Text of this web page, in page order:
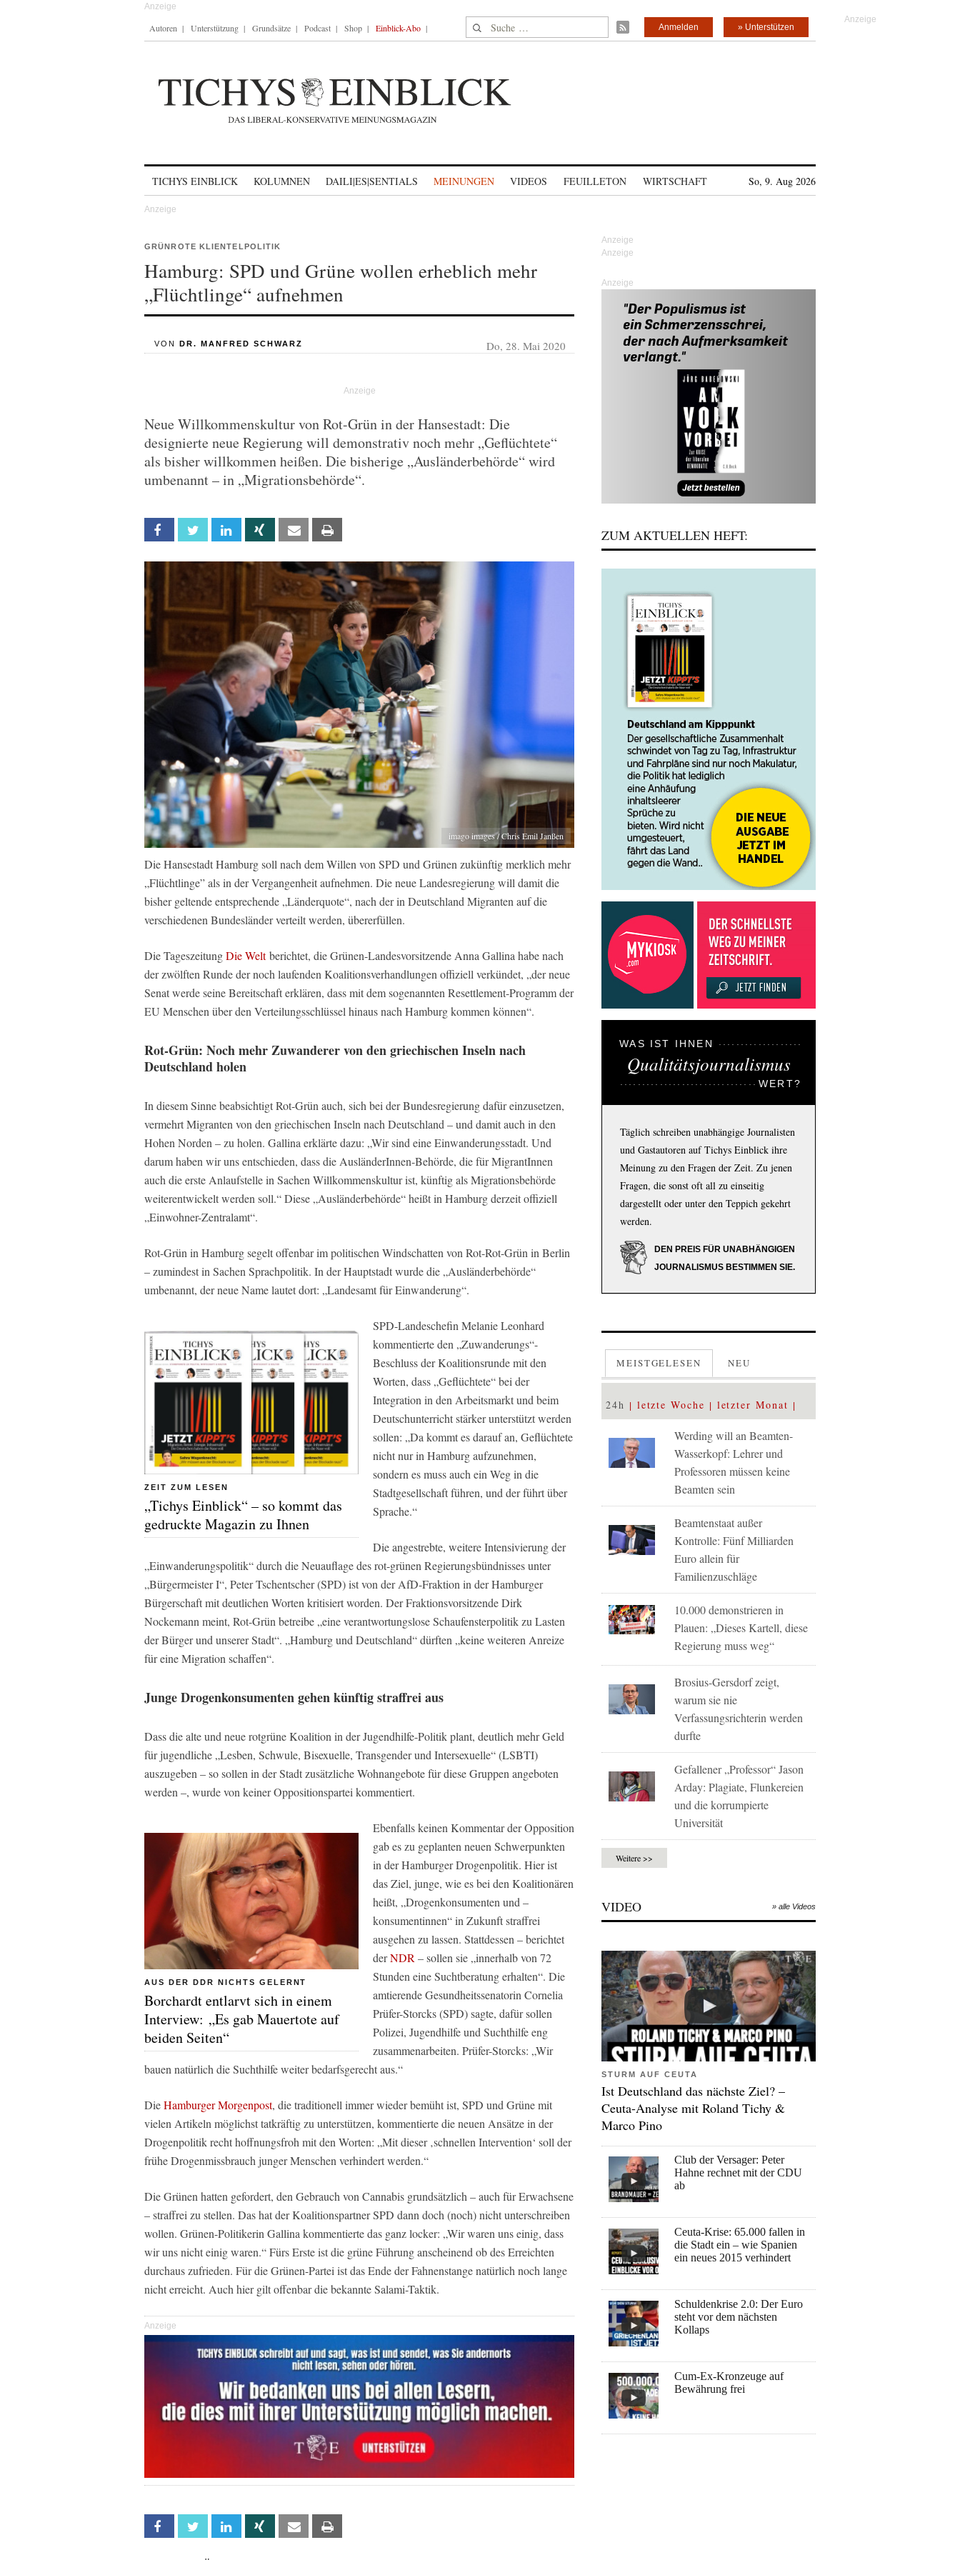
Autoren Unterstützung Grundsätze Podcast Shop Einblick-Abo Suche nach: » Unterstützen
Anmelden
TICHYS EINBLICK KOLUMNEN DAILI|ES|SENTIALS MEINUNGEN VIDEOS FEUILLETON WIRTSCHAFT So, 9. Aug 2026
GRÜNROTE KLIENTELPOLITIK
Hamburg: SPD und Grüne wollen erheblich mehr
„Flüchtlinge“ aufnehmen
VON DR. MANFRED SCHWARZ Do, 28. Mai 2020
Neue Willkommenskultur von Rot-Grün in der Hansestadt: Die
designierte neue Regierung will demonstrativ noch mehr „Geflüchtete“
als bisher willkommen heißen. Die bisherige „Ausländerbehörde“ wird
umbenannt – in „Migrationsbehörde“.
Facebook Twitter Linkedin Xing Email
imago images / Chris Emil Janßen
Die Hansestadt Hamburg soll nach dem Willen von SPD und Grünen zukünftig merklich mehr
„Flüchtlinge” als in der Vergangenheit aufnehmen. Die neue Landesregierung will damit die
bisher geltende entsprechende „Länderquote“, nach der in Deutschland Migranten auf die
verschiedenen Bundesländer verteilt werden, übererfüllen.
Die TageszeitungDie Weltberichtet, die Grünen-Landesvorsitzende Anna Gallina habe nach
der zwölften Runde der noch laufenden Koalitionsverhandlungen offiziell verkündet, „der neue
Senat werde seine Bereitschaft erklären, dass mit dem sogenannten Resettlement-Programm der
EU Menschen über den Verteilungsschlüssel hinaus nach Hamburg kommen können“.
Rot-Grün: Noch mehr Zuwanderer von den griechischen Inseln nach
Deutschland holen
In diesem Sinne beabsichtigt Rot-Grün auch, sich bei der Bundesregierung dafür einzusetzen,
vermehrt Migranten von den griechischen Inseln nach Deutschland – und damit auch in den
Hohen Norden – zu holen. Gallina erklärte dazu: „Wir sind eine Einwanderungsstadt. Und
darum haben wir uns entschieden, dass die AusländerInnen-Behörde, die für MigrantInnen
auch die erste Anlaufstelle in Sachen Willkommenskultur ist, künftig als Migrationsbehörde
weiterentwickelt werden soll.“ Diese „Ausländerbehörde“ heißt in Hamburg derzeit offiziell
„Einwohner-Zentralamt“.
Rot-Grün in Hamburg segelt offenbar im politischen Windschatten von Rot-Rot-Grün in Berlin
– zumindest in Sachen Sprachpolitik. In der Hauptstadt wurde die „Ausländerbehörde“
umbenannt, der neue Name lautet dort: „Landesamt für Einwanderung“.
ZEIT ZUM LESEN
„Tichys Einblick“ – so kommt das
gedruckte Magazin zu Ihnen
SPD-Landeschefin Melanie Leonhard
kommentierte den „Zuwanderungs“-
Beschluss der Koalitionsrunde mit den
Worten, dass „Geflüchtete“ bei der
Integration in den Arbeitsmarkt und beim
Deutschunterricht stärker unterstützt werden
sollen: „Da kommt es darauf an, Geflüchtete
nicht nur in Hamburg aufzunehmen,
sondern es muss auch ein Weg in die
Stadtgesellschaft führen, und der führt über
Sprache.“
Die angestrebte, weitere Intensivierung der
„Einwanderungspolitik“ durch die Neuauflage des rot-grünen Regierungsbündnisses unter
„Bürgermeister I“, Peter Tschentscher (SPD) ist von der AfD-Fraktion in der Hamburger
Bürgerschaft mit deutlichen Worten kritisiert worden. Der Fraktionsvorsitzende Dirk
Nockemann meint, Rot-Grün betreibe „eine verantwortungslose Schaufensterpolitik zu Lasten
der Bürger und unserer Stadt“. „Hamburg und Deutschland“ dürften „keine weiteren Anreize
für eine Migration schaffen“.
Junge Drogenkonsumenten gehen künftig straffrei aus
Dass die alte und neue rotgrüne Koalition in der Jugendhilfe-Politik plant, deutlich mehr Geld
für jugendliche „Lesben, Schwule, Bisexuelle, Transgender und Intersexuelle“ (LSBTI)
auszugeben – so sollen in der Stadt zusätzliche Wohnangebote für diese Gruppen angeboten
werden –, wurde von keiner Oppositionspartei kommentiert.
AUS DER DDR NICHTS GELERNT
Borchardt entlarvt sich in einem
Interview: „Es gab Mauertote auf
beiden Seiten“
Ebenfalls keinen Kommentar der Opposition
gab es zu geplanten neuen Schwerpunkten
in der Hamburger Drogenpolitik. Hier ist
das Ziel, junge, wie es bei den Koalitionären
heißt, „Drogenkonsumenten und –
konsumentinnen“ in Zukunft straffrei
ausgehen zu lassen. Stattdessen – berichtet
derNDR – sollen sie „innerhalb von 72
Stunden eine Suchtberatung erhalten“. Die
amtierende Gesundheitssenatorin Cornelia
Prüfer-Storcks (SPD) sagte, dafür sollen
Polizei, Jugendhilfe und Suchthilfe eng
zusammenarbeiten. Prüfer-Storcks: „Wir
bauen natürlich die Suchthilfe weiter bedarfsgerecht aus.“
DieHamburger Morgenpost, die traditionell immer wieder bemüht ist, SPD und Grüne mit
vielen Artikeln möglichst tatkräftig zu unterstützen, kommentierte die neuen Ansätze in der
Drogenpolitik recht hoffnungsfroh mit den Worten: „Mit dieser ‚schnellen Intervention‘ soll der
frühe Drogenmissbrauch junger Menschen verhindert werden.“
Die Grünen hatten gefordert, den Gebrauch von Cannabis grundsätzlich – auch für Erwachsene
– straffrei zu stellen. Das hat der Koalitionspartner SPD dann doch (noch) nicht unterschreiben
wollen. Grünen-Politikerin Gallina kommentierte das ganz locker: „Wir waren uns einig, dass
wir uns nicht einig waren.“ Fürs Erste ist die grüne Führung anscheinend ob des Erreichten
durchaus zufrieden. Für die Grünen-Partei ist das Ende der Fahnenstange natürlich noch lange
nicht erreicht. Auch hier gilt offenbar die bekannte Salami-Taktik.
Anzeige
Facebook Twitter Linkedin Xing Email
Anzeige
ZUM AKTUELLEN HEFT:
WAS IST IHNEN
Qualitätsjournalismus
WERT?
Täglich schreiben unabhängige Journalisten
und Gastautoren auf Tichys Einblick ihre
Meinung zu den Fragen der Zeit. Zu jenen
Fragen, die sonst oft all zu einseitig
dargestellt oder unter den Teppich gekehrt
werden.
DEN PREIS FÜR UNABHÄNGIGEN
JOURNALISMUS BESTIMMEN SIE.
MEISTGELESEN NEU
24h letzte Woche letzter Monat
Werding will an Beamten-
Wasserkopf: Lehrer und
Professoren müssen keine
Beamten sein
Beamtenstaat außer
Kontrolle: Fünf Milliarden
Euro allein für
Familienzuschläge
10.000 demonstrieren in
Plauen: „Dieses Kartell, diese
Regierung muss weg“
Brosius-Gersdorf zeigt,
warum sie nie
Verfassungsrichterin werden
durfte
Gefallener „Professor“ Jason
Arday: Plagiate, Flunkereien
und die korrumpierte
Universität
Weitere >>
VIDEO » alle Videos
STURM AUF CEUTA
Ist Deutschland das nächste Ziel? –
Ceuta-Analyse mit Roland Tichy &
Marco Pino
Club der Versager: Peter
Hahne rechnet mit der CDU
ab
Ceuta-Krise: 65.000 fallen in
die Stadt ein – wie Spanien
ein neues 2015 verhindert
Schuldenkrise 2.0: Der Euro
steht vor dem nächsten
Kollaps
Cum-Ex-Kronzeuge auf
Bewährung frei